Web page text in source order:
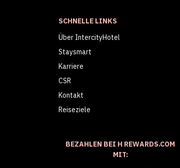
SCHNELLE LINKS
Über IntercityHotel
Staysmart
Karriere
CSR
Kontakt
Reiseziele
BEZAHLEN BEI H REWARDS.COM
MIT: